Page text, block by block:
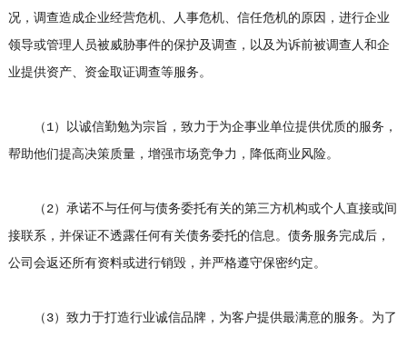
况，调查造成企业经营危机、人事危机、信任危机的原因，进行企业
领导或管理人员被威胁事件的保护及调查，以及为诉前被调查人和企
业提供资产、资金取证调查等服务。
（1）以诚信勤勉为宗旨，致力于为企事业单位提供优质的服务，
帮助他们提高决策质量，增强市场竞争力，降低商业风险。
（2）承诺不与任何与债务委托有关的第三方机构或个人直接或间
接联系，并保证不透露任何有关债务委托的信息。债务服务完成后，
公司会返还所有资料或进行销毁，并严格遵守保密约定。
（3）致力于打造行业诚信品牌，为客户提供最满意的服务。为了